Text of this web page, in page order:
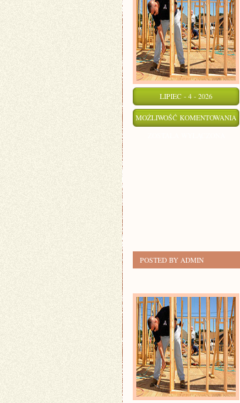
LIPIEC - 4 - 2026
MOŻLIWOŚĆ KOMENTOWANIA
POSTED BY ADMIN